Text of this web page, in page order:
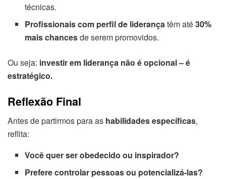
técnicas.
Profissionais com perfil de liderançatêm até30%
mais chancesde serem promovidos.
Ou seja: investir em liderança não é opcional – é
estratégico.
Reflexão Final
Antes de partirmos para as habilidades específicas,
reflita:
Você quer ser obedecido ou inspirador?
Prefere controlar pessoas ou potencializá-las?